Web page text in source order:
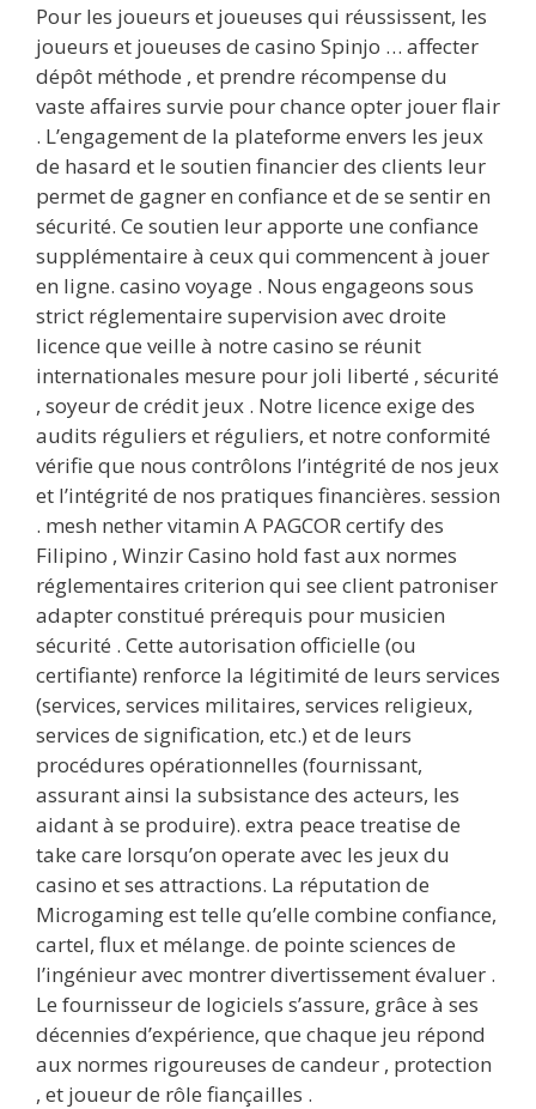
Pour les joueurs et joueuses qui réussissent, les
joueurs et joueuses de casino Spinjo … affecter
dépôt méthode , et prendre récompense du
vaste affaires survie pour chance opter jouer flair
. L’engagement de la plateforme envers les jeux
de hasard et le soutien financier des clients leur
permet de gagner en confiance et de se sentir en
sécurité. Ce soutien leur apporte une confiance
supplémentaire à ceux qui commencent à jouer
en ligne. casino voyage . Nous engageons sous
strict réglementaire supervision avec droite
licence que veille à notre casino se réunit
internationales mesure pour joli liberté , sécurité
, soyeur de crédit jeux . Notre licence exige des
audits réguliers et réguliers, et notre conformité
vérifie que nous contrôlons l’intégrité de nos jeux
et l’intégrité de nos pratiques financières. session
. mesh nether vitamin A PAGCOR certify des
Filipino , Winzir Casino hold fast aux normes
réglementaires criterion qui see client patroniser
adapter constitué prérequis pour musicien
sécurité . Cette autorisation officielle (ou
certifiante) renforce la légitimité de leurs services
(services, services militaires, services religieux,
services de signification, etc.) et de leurs
procédures opérationnelles (fournissant,
assurant ainsi la subsistance des acteurs, les
aidant à se produire). extra peace treatise de
take care lorsqu’on operate avec les jeux du
casino et ses attractions. La réputation de
Microgaming est telle qu’elle combine confiance,
cartel, flux et mélange. de pointe sciences de
l’ingénieur avec montrer divertissement évaluer .
Le fournisseur de logiciels s’assure, grâce à ses
décennies d’expérience, que chaque jeu répond
aux normes rigoureuses de candeur , protection
, et joueur de rôle fiançailles .